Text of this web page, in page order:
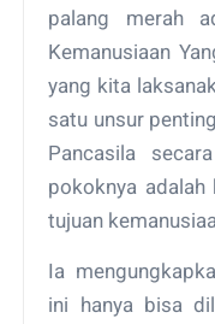
palang merah
Kemanusiaan
yang kita
satu unsur
Pancasila
pokoknya
tujuan
Ia
ini hanya bisa